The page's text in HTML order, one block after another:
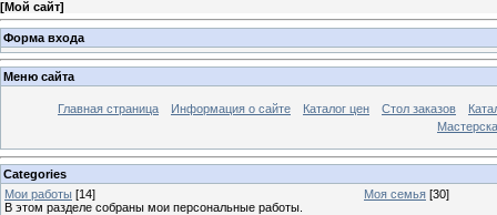
[Мой сайт]
Форма входа
Меню сайта
Главная страница Информация о сайте Каталог цен Стол заказов
Categories
Мои работы [14]
В этом разделе собраны мои персональные работы.
Моя семья [30]